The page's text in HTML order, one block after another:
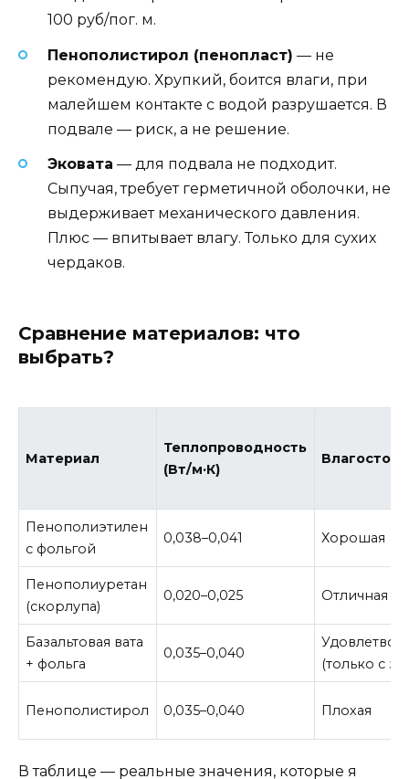
100 руб/пог. м.
Пенополистирол (пенопласт) — не
рекомендую. Хрупкий, боится влаги, при
малейшем контакте с водой разрушается. В
подвале — риск, а не решение.
Эковата — для подвала не подходит.
Сыпучая, требует герметичной оболочки, не
выдерживает механического давления.
Плюс — впитывает влагу. Только для сухих
чердаков.
Сравнение материалов: что
выбрать?
Материал
Теплопроводность
(Вт/м·К)
Пенополиэтилен
с фольгой
0,038–0,041 Хорошая
Пенополиуретан
(скорлупа)
0,020–0,025 Отличная
Базальтовая вата
+ фольга
0,035–0,040
(только с
Пенополистирол 0,035–0,040 Плохая
В таблице — реальные значения, которые я